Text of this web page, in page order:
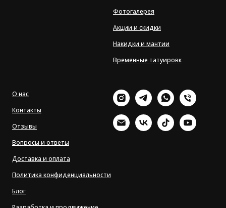
Фотогалерея
Акции и скидки
Накидки и мантии
Временные татуировк
О нас
Контакты
Отзывы
Вопросы и ответы
Доставка и оплата
Политика конфиденциальности
Блог